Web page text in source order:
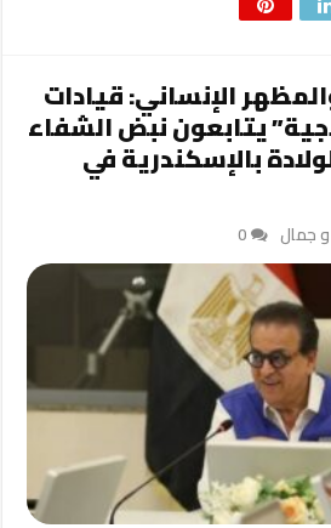
الإنساني: قيادات
يتابعون نبض الشفاء
بالإسكندرية في
جمال 0